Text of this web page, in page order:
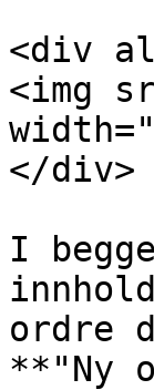
<div
<img
</div>
I
ordre
**"Ny